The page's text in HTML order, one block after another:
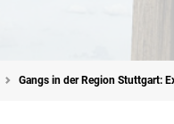
Gangs in der Region Stuttgart: